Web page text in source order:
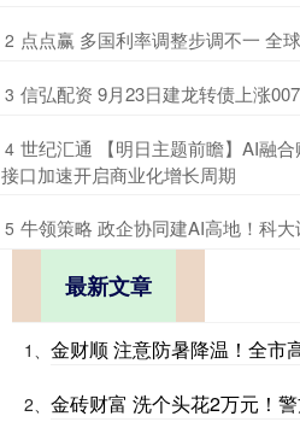
2 点点赢 多国利率调整步调不一 全
3 信弘配资 9月23日建龙转债上涨
4 世纪汇通 【明日主题前瞻】AI融
接口加速开启商业化增长周期
5 牛领策略 政企协同建AI高地！科大
最新文章
1、 金财顺 注意防暑降温！全市
2、 金砖财富 洗个头花2万元！